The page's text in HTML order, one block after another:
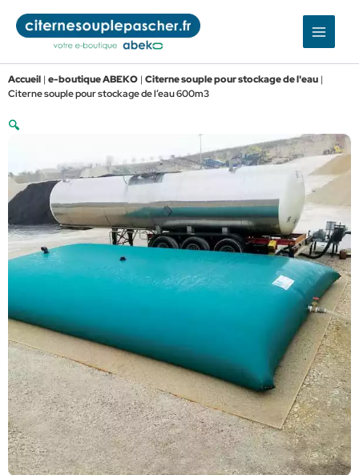
contenu
Accueil | e-boutique ABEKO | Citerne souple pour stockage de l'eau |
Citerne souple pour stockage de l’eau 600m3
🔍